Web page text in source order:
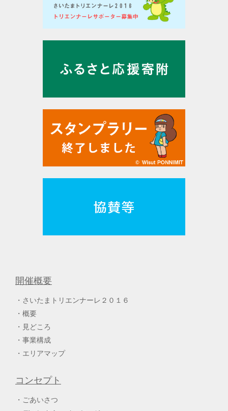
開催概要
さいたまトリエンナーレ２０１６
概要
見どころ
事業構成
エリアマップ
コンセプト
ごあいさつ